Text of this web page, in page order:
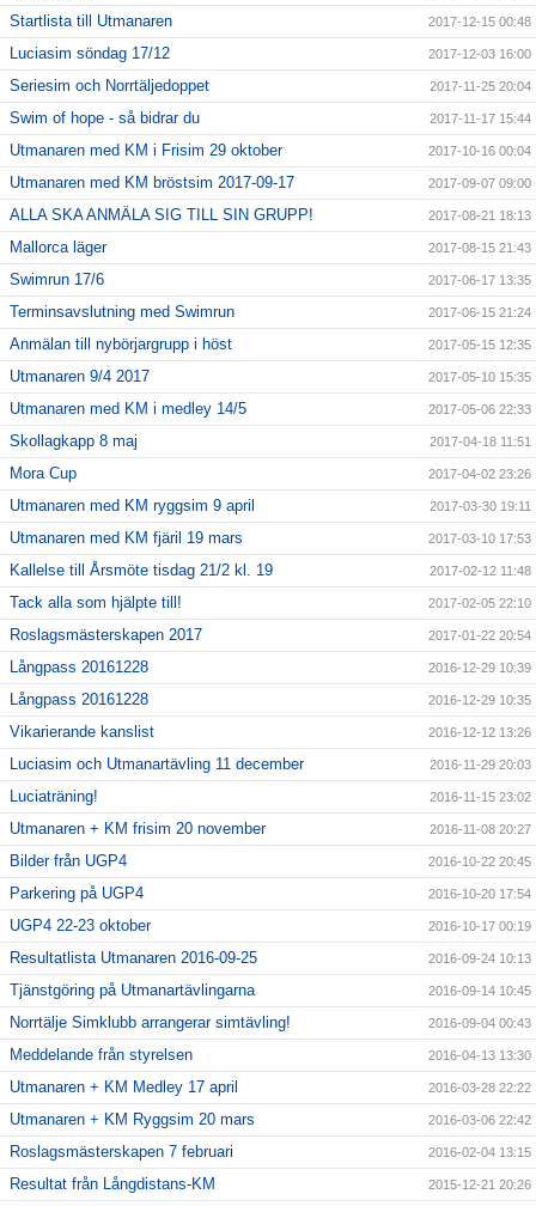
Startlista till Utmanaren 2017-12-15 00:48
Luciasim söndag 17/12 2017-12-03 16:00
Seriesim och Norrtäljedoppet 2017-11-25 20:04
Swim of hope - så bidrar du 2017-11-17 15:44
Utmanaren med KM i Frisim 29 oktober 2017-10-16 00:04
Utmanaren med KM bröstsim 2017-09-17 2017-09-07 09:00
ALLA SKA ANMÄLA SIG TILL SIN GRUPP! 2017-08-21 18:13
Mallorca läger 2017-08-15 21:43
Swimrun 17/6 2017-06-17 13:35
Terminsavslutning med Swimrun 2017-06-15 21:24
Anmälan till nybörjargrupp i höst 2017-05-15 12:35
Utmanaren 9/4 2017 2017-05-10 15:35
Utmanaren med KM i medley 14/5 2017-05-06 22:33
Skollagkapp 8 maj 2017-04-18 11:51
Mora Cup 2017-04-02 23:26
Utmanaren med KM ryggsim 9 april 2017-03-30 19:11
Utmanaren med KM fjäril 19 mars 2017-03-10 17:53
Kallelse till Årsmöte tisdag 21/2 kl. 19 2017-02-12 11:48
Tack alla som hjälpte till! 2017-02-05 22:10
Roslagsmästerskapen 2017 2017-01-22 20:54
Långpass 20161228 2016-12-29 10:39
Långpass 20161228 2016-12-29 10:35
Vikarierande kanslist 2016-12-12 13:26
Luciasim och Utmanartävling 11 december 2016-11-29 20:03
Luciaträning! 2016-11-15 23:02
Utmanaren + KM frisim 20 november 2016-11-08 20:27
Bilder från UGP4 2016-10-22 20:45
Parkering på UGP4 2016-10-20 17:54
UGP4 22-23 oktober 2016-10-17 00:19
Resultatlista Utmanaren 2016-09-25 2016-09-24 10:13
Tjänstgöring på Utmanartävlingarna 2016-09-14 10:45
Norrtälje Simklubb arrangerar simtävling! 2016-09-04 00:43
Meddelande från styrelsen 2016-04-13 13:30
Utmanaren + KM Medley 17 april 2016-03-28 22:22
Utmanaren + KM Ryggsim 20 mars 2016-03-06 22:42
Roslagsmästerskapen 7 februari 2016-02-04 13:15
Resultat från Långdistans-KM 2015-12-21 20:26